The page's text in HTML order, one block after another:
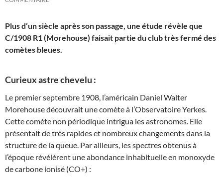
Plus d’un siècle après son passage, une étude révèle que
C/1908 R1 (Morehouse) faisait partie du club très fermé des
comètes bleues.
Curieux astre chevelu :
Le premier septembre 1908, l’américain Daniel Walter
Morehouse découvrait une comète à l’Observatoire Yerkes.
Cette comète non périodique intrigua les astronomes. Elle
présentait de très rapides et nombreux changements dans la
structure de la queue. Par ailleurs, les spectres obtenus à
l’époque révélèrent une abondance inhabituelle en monoxyde
de carbone ionisé (CO+) :